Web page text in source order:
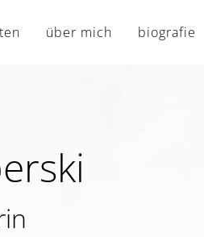
über mich biografie